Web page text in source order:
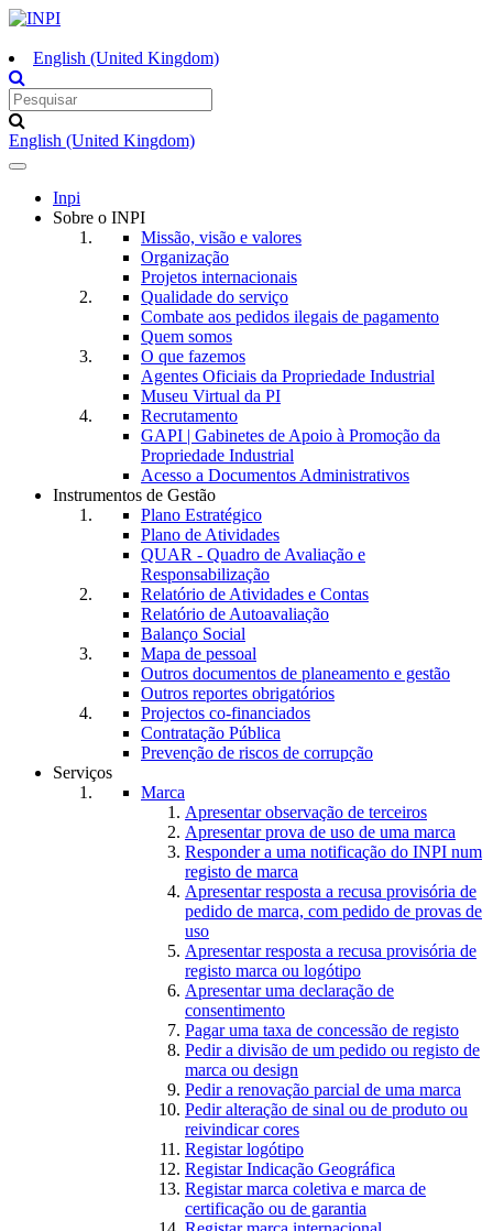
English (United Kingdom)
English (United Kingdom)
Toggle
navigation
Inpi
Sobre o INPI
Missão, visão e valores
Organização
Projetos internacionais
Qualidade do serviço
Combate aos pedidos ilegais de pagamento
Quem somos
O que fazemos
Agentes Oficiais da Propriedade Industrial
Museu Virtual da PI
Recrutamento
GAPI | Gabinetes de Apoio à Promoção da
Propriedade Industrial
Acesso a Documentos Administrativos
Instrumentos de Gestão
Plano Estratégico
Plano de Atividades
QUAR - Quadro de Avaliação e
Responsabilização
Relatório de Atividades e Contas
Relatório de Autoavaliação
Balanço Social
Mapa de pessoal
Outros documentos de planeamento e gestão
Outros reportes obrigatórios
Projectos co-financiados
Contratação Pública
Prevenção de riscos de corrupção
Serviços
Marca
Apresentar observação de terceiros
Apresentar prova de uso de uma marca
Responder a uma notificação do INPI num
registo de marca
Apresentar resposta a recusa provisória de
pedido de marca, com pedido de provas de
uso
Apresentar resposta a recusa provisória de
registo marca ou logótipo
Apresentar uma declaração de
consentimento
Pagar uma taxa de concessão de registo
Pedir a divisão de um pedido ou registo de
marca ou design
Pedir a renovação parcial de uma marca
Pedir alteração de sinal ou de produto ou
reivindicar cores
Registar logótipo
Registar Indicação Geográfica
Registar marca coletiva e marca de
certificação ou de garantia